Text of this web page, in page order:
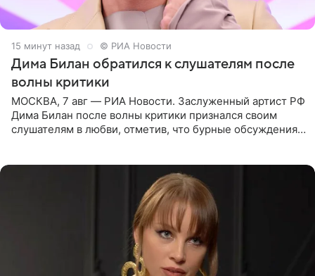
15 минут назад © РИА Новости
Дима Билан обратился к слушателям после
волны критики
МОСКВА, 7 авг — РИА Новости. Заслуженный артист РФ
Дима Билан после волны критики признался своим
слушателям в любви, отметив, что бурные обсуждения